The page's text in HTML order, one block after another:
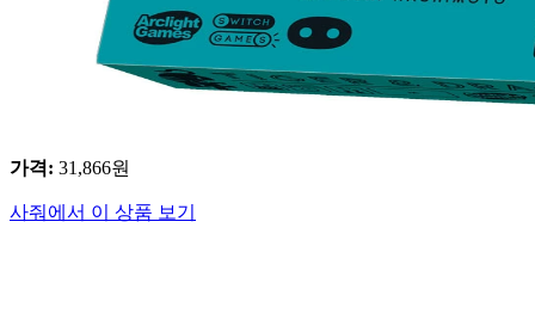
가격: 31,866원
사줘에서 이 상품 보기